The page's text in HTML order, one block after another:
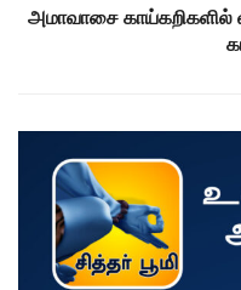
அமாவாசை